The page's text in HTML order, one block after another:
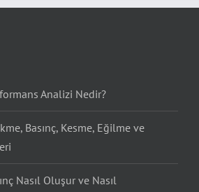
Analizi Nedir?
Basınç, Kesme, Eğilme ve
Nasıl Oluşur ve Nasıl